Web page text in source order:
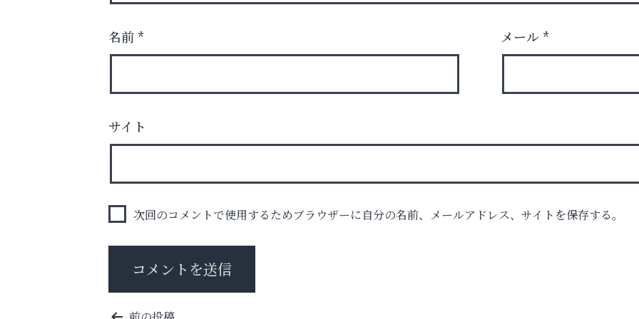
知などお気軽にご相談ください。
Y-SPIRAL（ワイスパイラル）
名前 * メール *
サイト
次回のコメントで使用するためブラウザーに自分の名前、メールアドレス、サイトを保存する。